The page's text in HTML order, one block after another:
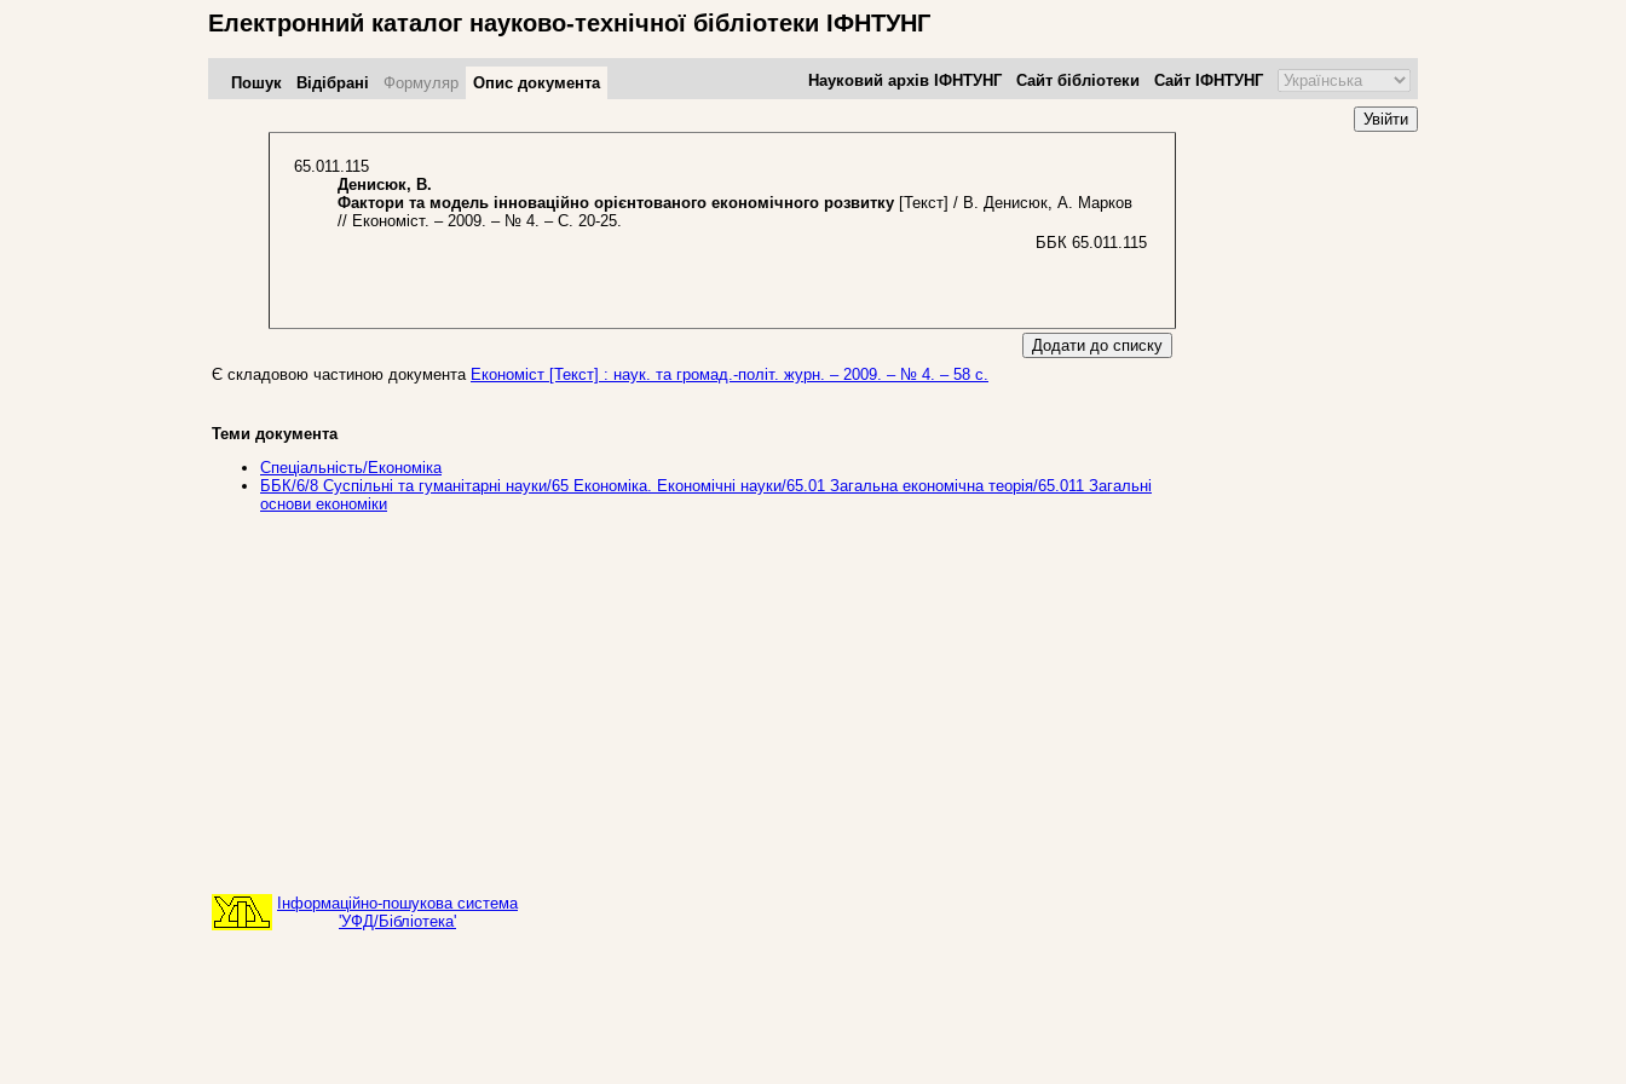
Електронний каталог науково-технічної бібліотеки ІФНТУНГ
Пошук Відібрані Формуляр Опис документа Науковий архів ІФНТУНГ Сайт бібліотеки Сайт ІФНТУНГ
Увійти
65.011.115
Денисюк, В.
Фактори та модель інноваційно орієнтованого економічного розвитку [Текст] / В. Денисюк, А. Марков
// Економіст. – 2009. – № 4. – С. 20-25.
ББК 65.011.115
Додати до списку
Є складовою частиною документа Економіст [Текст] : наук. та громад.-політ. журн. – 2009. – № 4. – 58 с.
Теми документа
Спеціальність/Економіка
ББК/6/8 Суспільні та гуманітарні науки/65 Економіка. Економічні науки/65.01 Загальна економічна теорія/65.011 Загальні
основи економіки
Інформаційно-пошукова система
'УФД/Бібліотека'